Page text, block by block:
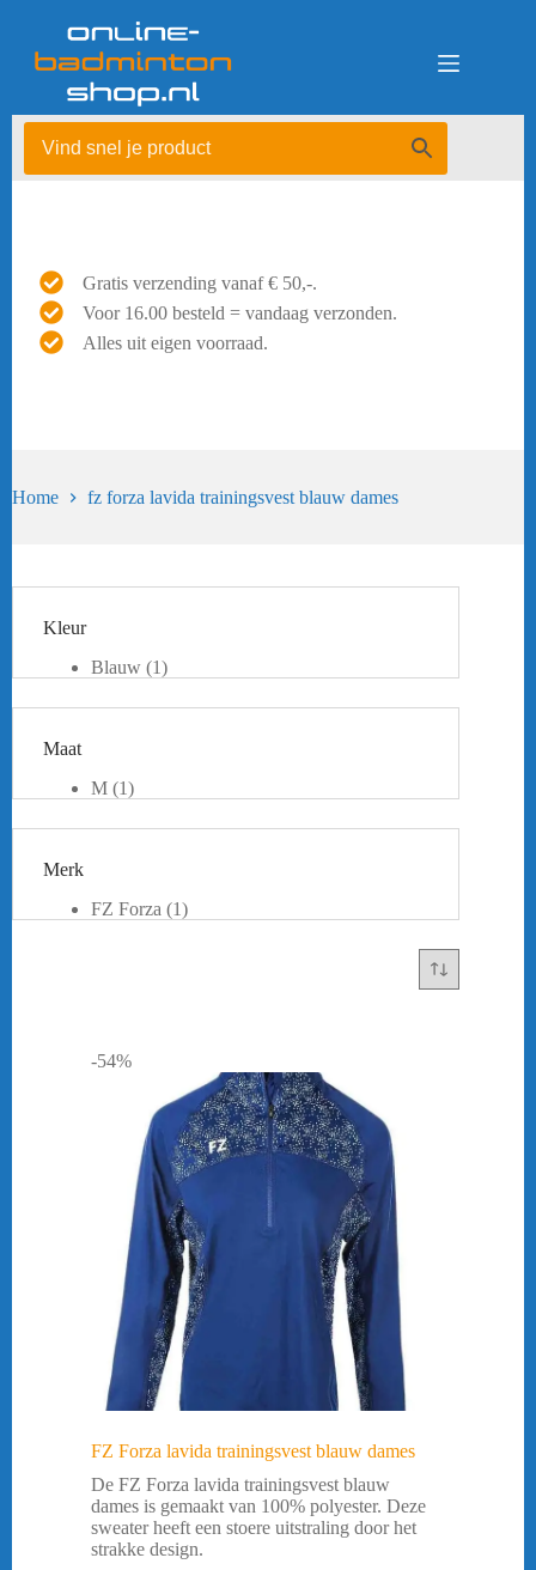
Gratis verzending vanaf € 50,-.
Voor 16.00 besteld = vandaag verzonden.
Alles uit eigen voorraad.
Home fz forza lavida trainingsvest blauw dames
-54%
FZ Forza lavida trainingsvest blauw dames
De FZ Forza lavida trainingsvest blauw
dames is gemaakt van 100% polyester. Deze
sweater heeft een stoere uitstraling door het
strakke design.
Kleur
Blauw (1)
Maat
M (1)
Merk
FZ Forza (1)